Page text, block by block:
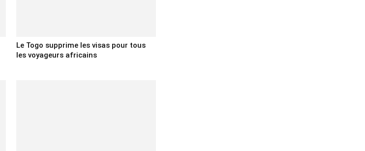
Le Togo supprime les visas pour tous
les voyageurs africains